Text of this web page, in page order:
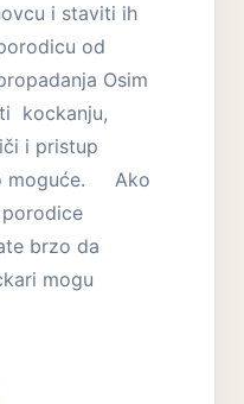
i staviti ih
od
Osim
kockanju,
i pristup
moguće. Ako
brzo da
mogu